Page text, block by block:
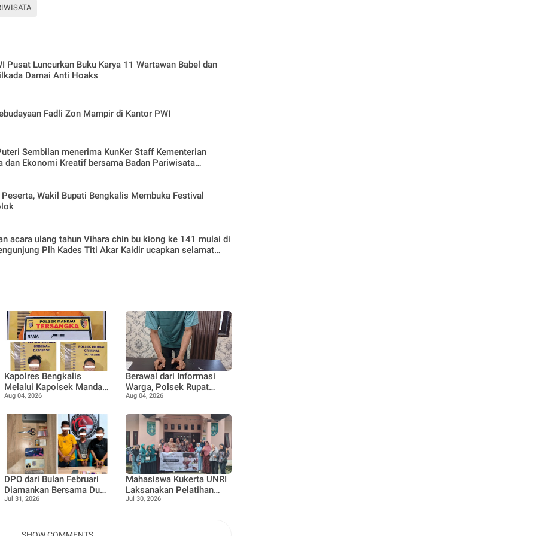
Pusat Luncurkan Buku Karya 11 Wartawan Babel dan
Damai Anti Hoaks
Fadli Zon Mampir di Kantor PWI
Sembilan menerima KunKer Staff Kementerian
dan Ekonomi Kreatif bersama Badan Pariwisata
Republik Indonesia
Wakil Bupati Bengkalis Membuka Festival
acara ulang tahun Vihara chin bu kiong ke 141 mulai di
Plh Kades Titi Akar Kaidir ucapkan selamat
Kapolres Bengkalis
Melalui Kapolsek Mandau
Ungkap Kasus
di KTV VIP Duri, Tiga
Orang Diamankan
Aug 04, 2026
Berawal dari Informasi
Warga, Polsek Rupat
Ungkap Kasus Sabu dan
Aug 04, 2026
DPO dari Bulan Februari
Diamankan Bersama Dua
Rekan Lainnya Terkait
Jul 31, 2026
Mahasiswa Kukerta UNRI
Laksanakan Pelatihan
Pemanfaatan Minyak
Jul 30, 2026